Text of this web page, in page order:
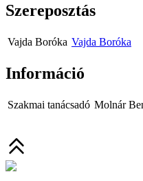
Szereposztás
Vajda Boróka Vajda Boróka
Információ
Szakmai tanácsadó Molnár